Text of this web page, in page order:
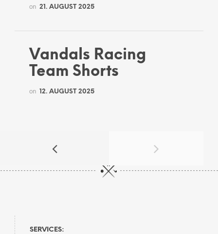
on 21. AUGUST 2025
Vandals Racing
Team Shorts
on 12. AUGUST 2025
SERVICES: